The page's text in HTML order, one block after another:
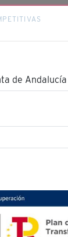
de Andalucía